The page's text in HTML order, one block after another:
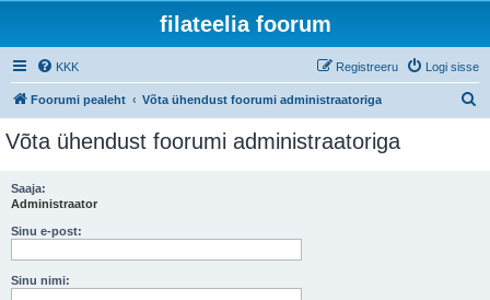
filateelia foorum
KKK Logi sisse
Registreeru
Foorumi pealeht Võta ühendust foorumi administraatoriga
Võta ühendust foorumi administraatoriga
Saaja:
Administraator
Sinu e-post:
Sinu nimi: